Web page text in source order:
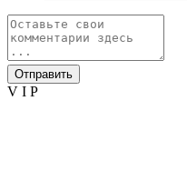
Отправить
V I P